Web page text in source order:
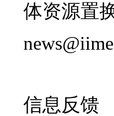
体资源置
信息反馈